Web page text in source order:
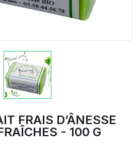
FRAIS D’ÂNESSE
- 100 G